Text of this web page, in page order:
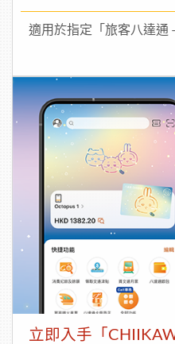
適用於指定「旅客八達通
立即入手「